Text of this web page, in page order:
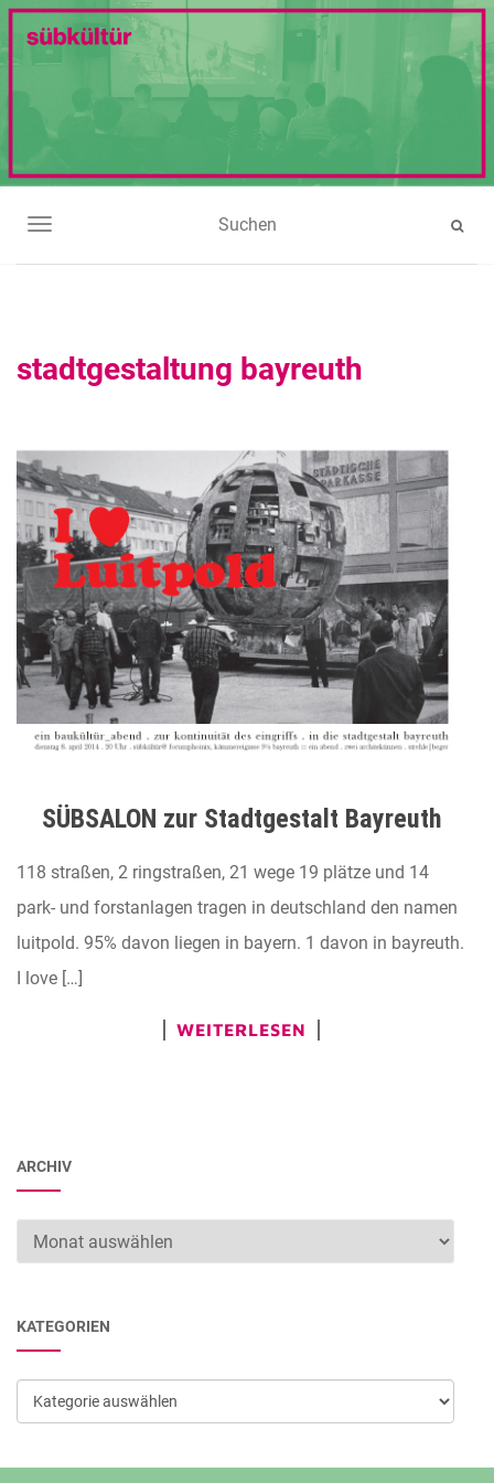
NAVIGATION UMSCHALTEN
stadtgestaltung bayreuth
SÜBSALON zur Stadtgestalt Bayreuth
118 straßen, 2 ringstraßen, 21 wege 19 plätze und 14
park- und forstanlagen tragen in deutschland den namen
luitpold. 95% davon liegen in bayern. 1 davon in bayreuth.
I love […]
WEITERLESEN
ARCHIV
Archiv
KATEGORIEN
Kategorien